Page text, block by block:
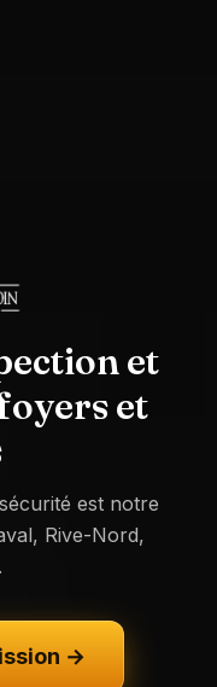
et
et
est notre
Rive-Nord,
→